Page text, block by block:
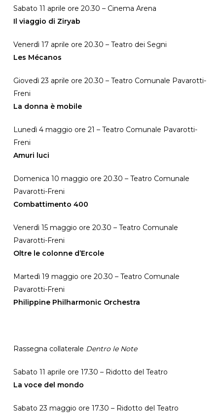
Sabato 11 aprile ore 20.30 – Cinema Arena
Il viaggio di Ziryab
Venerdì 17 aprile ore 20.30 – Teatro dei Segni
Les Mécanos
Giovedì 23 aprile ore 20.30 – Teatro Comunale Pavarotti-
Freni
La donna è mobile
Lunedì 4 maggio ore 21 – Teatro Comunale Pavarotti-
Freni
Amuri luci
Domenica 10 maggio ore 20.30 – Teatro Comunale
Pavarotti-Freni
Combattimento 400
Venerdì 15 maggio ore 20.30 – Teatro Comunale
Pavarotti-Freni
Oltre le colonne d’Ercole
Martedì 19 maggio ore 20.30 – Teatro Comunale
Pavarotti-Freni
Philippine Philharmonic Orchestra
Rassegna collaterale Dentro le Note
Sabato 11 aprile ore 17.30 – Ridotto del Teatro
La voce del mondo
Sabato 23 maggio ore 17.30 – Ridotto del Teatro